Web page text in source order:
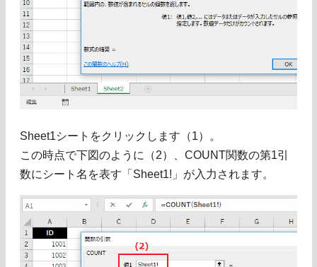
Sheet1シートをクリックします（1）。
この時点で下図のように（2）、COUNT関数の第1引
数にシート名を表す「Sheet1!」が入力されます。